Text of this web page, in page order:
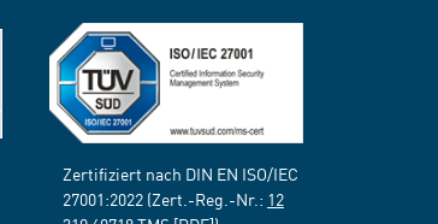
Zertifiziert nach DIN EN ISO/IEC
27001:2022 (Zert.-Reg.-Nr.: 12